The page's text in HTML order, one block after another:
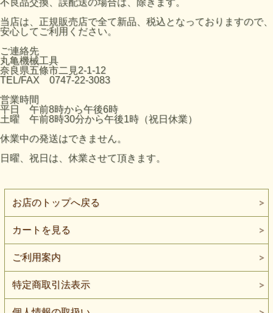
不良品交換、誤配送の場合は、除きます。
当店は、正規販売店で全て新品、税込となっておりますので、
安心してご利用ください。
ご連絡先
丸亀機械工具
奈良県五條市二見2-1-12
TEL/FAX 0747-22-3083
営業時間
平日 午前8時から午後6時
土曜 午前8時30分から午後1時（祝日休業）
休業中の発送はできません。
日曜、祝日は、休業させて頂きます。
お店のトップへ戻る
カートを見る
ご利用案内
特定商取引法表示